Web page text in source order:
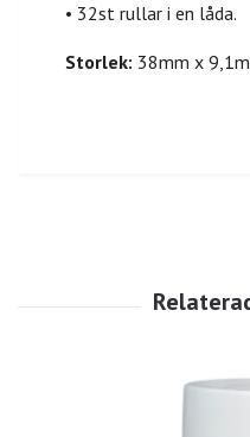
• 32st rullar i en låda.
Storlek: 38mm x 9,1m